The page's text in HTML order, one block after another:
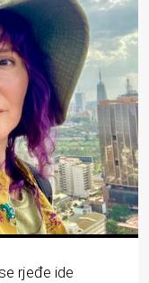
rjeđe ide